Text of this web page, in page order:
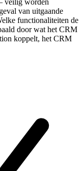
veilig worden
van uitgaande
functionaliteiten de
door wat het CRM
koppelt, het CRM